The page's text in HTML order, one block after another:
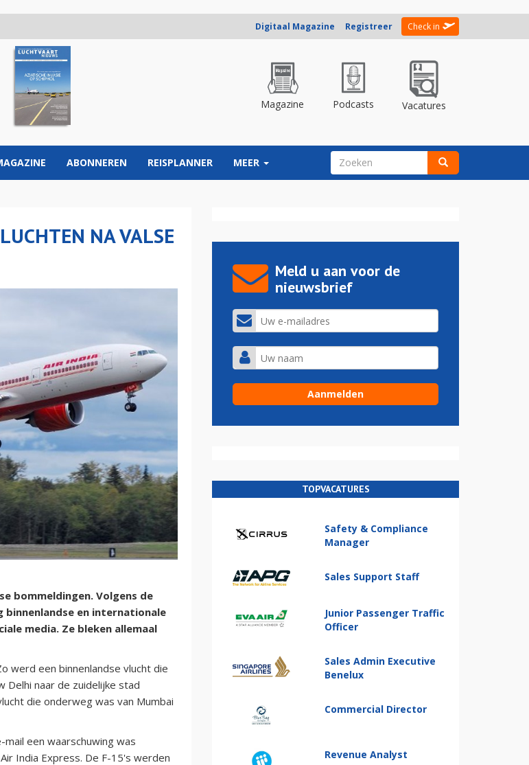
Digitaal Magazine Registreer Check in
Magazine Podcasts Vacatures
ABONNEREN REISPLANNER MEER ZOEKVELD
NA VALSE
bommeldingen. Volgens de
en internationale
media. Ze bleken allemaal
werd een binnenlandse vlucht die
naar de zuidelijke stad
die onderweg was van Mumbai
een waarschuwing was
India Express. De F-15's werden
Meld u aan voor de
nieuwsbrief
TOPVACATURES
Safety & Compliance
Manager
Sales Support Staff
Junior Passenger Traffic
Officer
Sales Admin Executive
Benelux
Commercial Director
Revenue Analyst